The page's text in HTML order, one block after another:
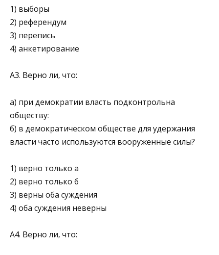
1) выборы
2) референдум
3) перепись
4) анкетирование
А3. Верно ли, что:
а) при демократии власть подконтроль­на
обществу:
б) в демократическом обществе для удержа­ния
власти часто используются вооруженные силы?
1) верно только а
2) верно только б
3) верны оба суждения
4) оба суждения неверны
А4. Верно ли, что: